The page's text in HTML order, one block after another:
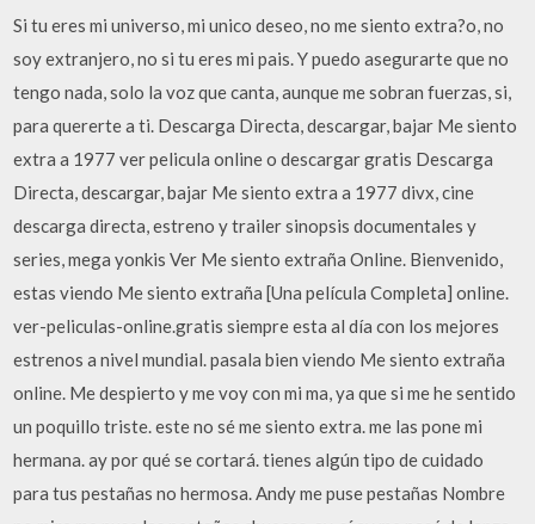
Si tu eres mi universo, mi unico deseo, no me siento extra?o, no
soy extranjero, no si tu eres mi pais. Y puedo asegurarte que no
tengo nada, solo la voz que canta, aunque me sobran fuerzas, si,
para quererte a ti. Descarga Directa, descargar, bajar Me siento
extra a 1977 ver pelicula online o descargar gratis Descarga
Directa, descargar, bajar Me siento extra a 1977 divx, cine
descarga directa, estreno y trailer sinopsis documentales y
series, mega yonkis Ver Me siento extraña Online. Bienvenido,
estas viendo Me siento extraña [Una película Completa] online.
ver-peliculas-online.gratis siempre esta al día con los mejores
estrenos a nivel mundial. pasala bien viendo Me siento extraña
online. Me despierto y me voy con mi ma, ya que si me he sentido
un poquillo triste. este no sé me siento extra. me las pone mi
hermana. ay por qué se cortará. tienes algún tipo de cuidado
para tus pestañas no hermosa. Andy me puse pestañas Nombre